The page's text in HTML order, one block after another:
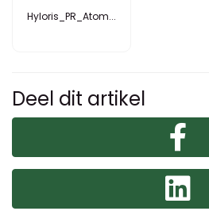
Hyloris_PR_Atom...
Deel dit artikel